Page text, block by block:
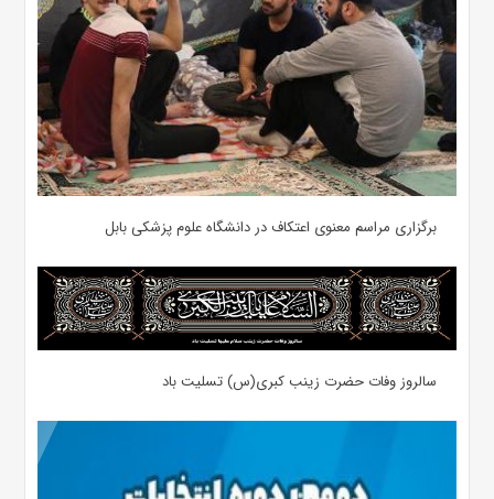
برگزاری مراسم معنوی اعتکاف در دانشگاه علوم پزشکی بابل
سالروز وفات حضرت زینب کبری(س) تسلیت باد